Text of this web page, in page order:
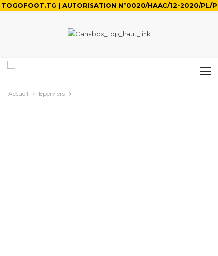
TOGOFOOT.TG | AUTORISATION N°0020/HAAC/12-2020/PL/P
Accueil Eperviers